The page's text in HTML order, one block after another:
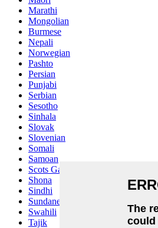
Marathi
Mongolian
Burmese
Nepali
Norwegian
Pashto
Persian
Punjabi
Serbian
Sesotho
Sinhala
Slovak
Slovenian
Somali
Samoan
Scots Gaelic
Shona
Sindhi
Sundanese
Swahili
Tajik